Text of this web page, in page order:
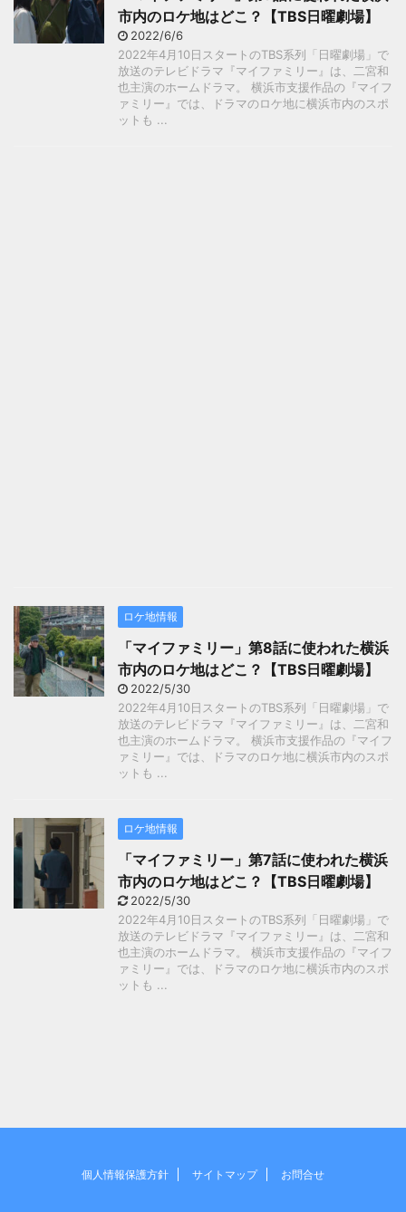
市内のロケ地はどこ？【TBS日曜劇場】
2022/6/6
2022年4月10日スタートのTBS系列「日曜劇場」で
放送のテレビドラマ『マイファミリー』は、二宮和
也主演のホームドラマ。 横浜市支援作品の『マイフ
ァミリー』では、ドラマのロケ地に横浜市内のスポ
ットも ...
ロケ地情報
「マイファミリー」第8話に使われた横浜
市内のロケ地はどこ？【TBS日曜劇場】
2022/5/30
2022年4月10日スタートのTBS系列「日曜劇場」で
放送のテレビドラマ『マイファミリー』は、二宮和
也主演のホームドラマ。 横浜市支援作品の『マイフ
ァミリー』では、ドラマのロケ地に横浜市内のスポ
ットも ...
ロケ地情報
「マイファミリー」第7話に使われた横浜
市内のロケ地はどこ？【TBS日曜劇場】
2022/5/30
2022年4月10日スタートのTBS系列「日曜劇場」で
放送のテレビドラマ『マイファミリー』は、二宮和
也主演のホームドラマ。 横浜市支援作品の『マイフ
ァミリー』では、ドラマのロケ地に横浜市内のスポ
ットも ...
個人情報保護方針 サイトマップ お問合せ